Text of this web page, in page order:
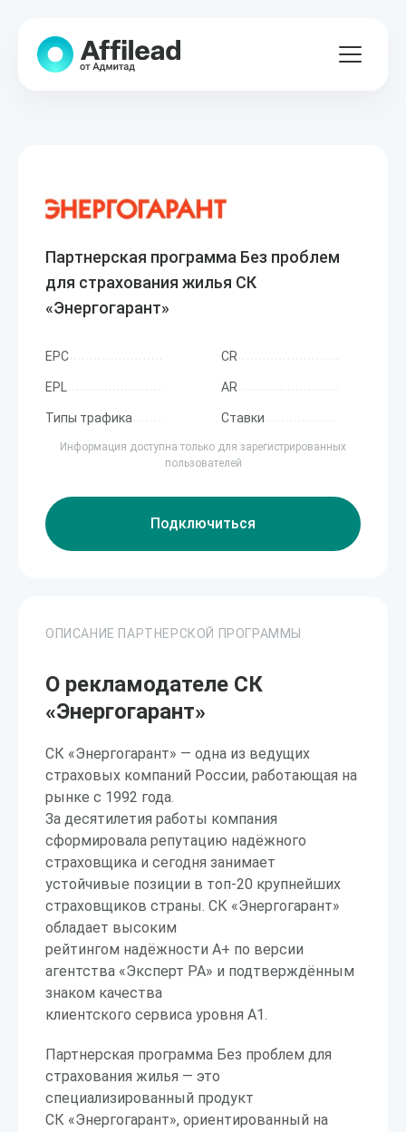
Партнерская программа Без проблем
для страхования жилья СК
«Энергогарант»
EPC CR
EPL AR
Типы трафика Ставки
Информация доступна только для зарегистрированных
пользователей
Подключиться
ОПИСАНИЕ ПАРТНЕРСКОЙ ПРОГРАММЫ
О рекламодателе СК
«Энергогарант»
СК «Энергогарант» — одна из ведущих
страховых компаний России, работающая на
рынке с 1992 года.
За десятилетия работы компания
сформировала репутацию надёжного
страховщика и сегодня занимает
устойчивые позиции в топ-20 крупнейших
страховщиков страны. СК «Энергогарант»
обладает высоким
рейтингом надёжности A+ по версии
агентства «Эксперт РА» и подтверждённым
знаком качества
клиентского сервиса уровня A1.
Партнерская программа Без проблем для
страхования жилья — это
специализированный продукт
СК «Энергогарант», ориентированный на